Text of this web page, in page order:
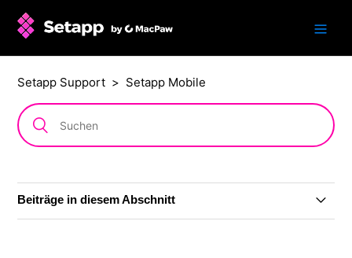
Setapp Support Setapp Mobile
Beiträge in diesem Abschnitt